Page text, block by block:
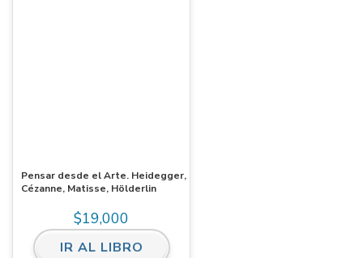
Pensar desde el Arte. Heidegger,
Cézanne, Matisse, Hölderlin
$19,000
IR AL LIBRO